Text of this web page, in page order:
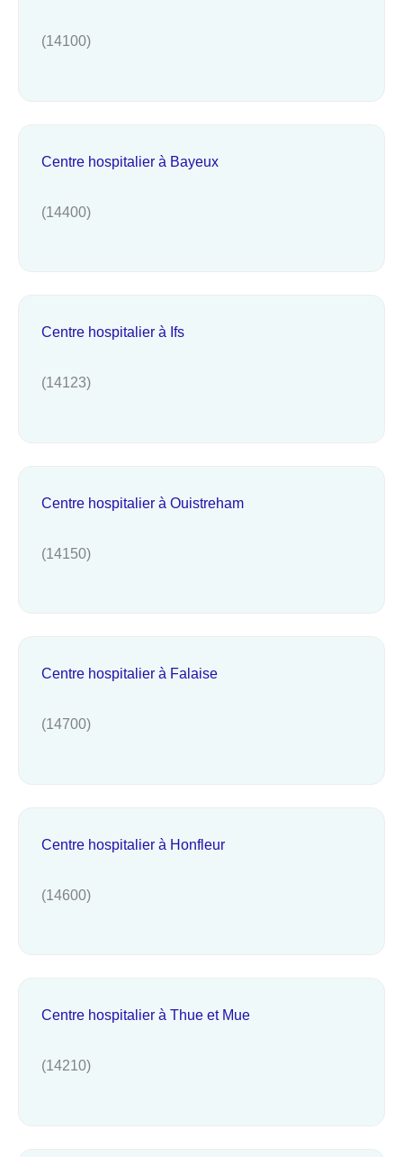
(14100)
Centre hospitalier à Bayeux
(14400)
Centre hospitalier à Ifs
(14123)
Centre hospitalier à Ouistreham
(14150)
Centre hospitalier à Falaise
(14700)
Centre hospitalier à Honfleur
(14600)
Centre hospitalier à Thue et Mue
(14210)